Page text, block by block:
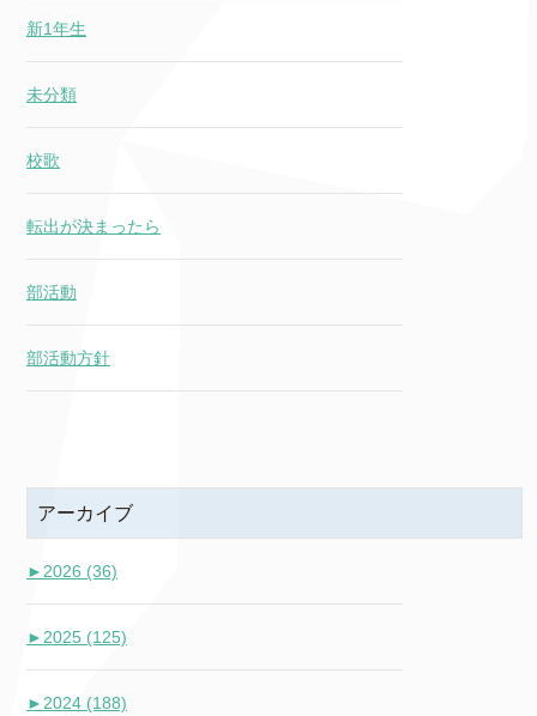
新1年生
未分類
校歌
転出が決まったら
部活動
部活動方針
アーカイブ
► 2026 (36)
► 2025 (125)
► 2024 (188)